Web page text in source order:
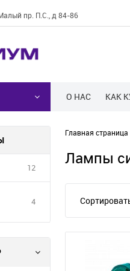
пр. П.С., д 84-86
О НАС КАК
12
4
Главная страница
Лампы